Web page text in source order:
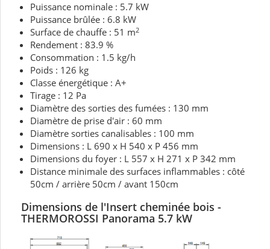
Puissance nominale : 5.7 kW
Puissance brûlée : 6.8 kW
Surface de chauffe : 51 m2
Rendement : 83.9 %
Consommation : 1.5 kg/h
Poids : 126 kg
Classe énergétique : A+
Tirage : 12 Pa
Diamètre des sorties des fumées : 130 mm
Diamètre de prise d'air : 60 mm
Diamètre sorties canalisables : 100 mm
Dimensions : L 690 x H 540 x P 456 mm
Dimensions du foyer : L 557 x H 271 x P 342 mm
Distance minimale des surfaces inflammables : côté
50cm / arrière 50cm / avant 150cm
Dimensions de l'Insert cheminée bois -
THERMOROSSI Panorama 5.7 kW